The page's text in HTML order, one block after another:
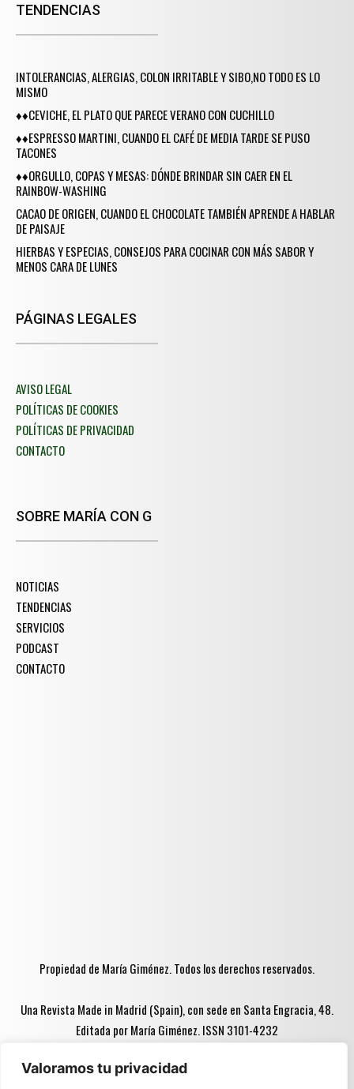
Valoramos tu privacidad
TENDENCIAS
INTOLERANCIAS, ALERGIAS, COLON IRRITABLE Y SIBO,NO TODO ES LO
MISMO
♦♦CEVICHE, EL PLATO QUE PARECE VERANO CON CUCHILLO
♦♦ESPRESSO MARTINI, CUANDO EL CAFÉ DE MEDIA TARDE SE PUSO
TACONES
♦♦ORGULLO, COPAS Y MESAS: DÓNDE BRINDAR SIN CAER EN EL
RAINBOW-WASHING
CACAO DE ORIGEN, CUANDO EL CHOCOLATE TAMBIÉN APRENDE A HABLAR
DE PAISAJE
HIERBAS Y ESPECIAS, CONSEJOS PARA COCINAR CON MÁS SABOR Y
MENOS CARA DE LUNES
PÁGINAS LEGALES
AVISO LEGAL
POLÍTICAS DE COOKIES
POLÍTICAS DE PRIVACIDAD
CONTACTO
SOBRE MARÍA CON G
NOTICIAS
TENDENCIAS
SERVICIOS
PODCAST
CONTACTO
Propiedad de María Giménez. Todos los derechos reservados.
Una Revista Made in Madrid (Spain), con sede en Santa Engracia, 48.
Editada por María Giménez. ISSN 3101-4232
Advertencia ♦♦: